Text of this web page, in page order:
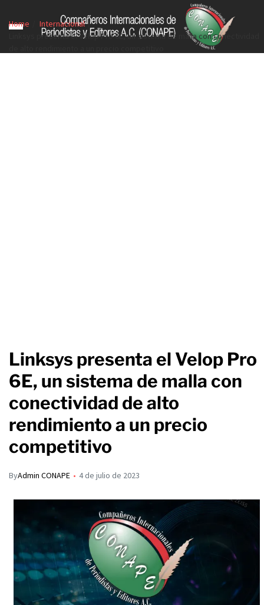
Home
Internacional
Linksys presenta el Velop Pro 6E, un sistema de malla con conectividad
Linksys presenta el Velop Pro
6E, un sistema de malla con
conectividad de alto
rendimiento a un precio
competitivo
ByAdmin CONAPE 4 de julio de 2023